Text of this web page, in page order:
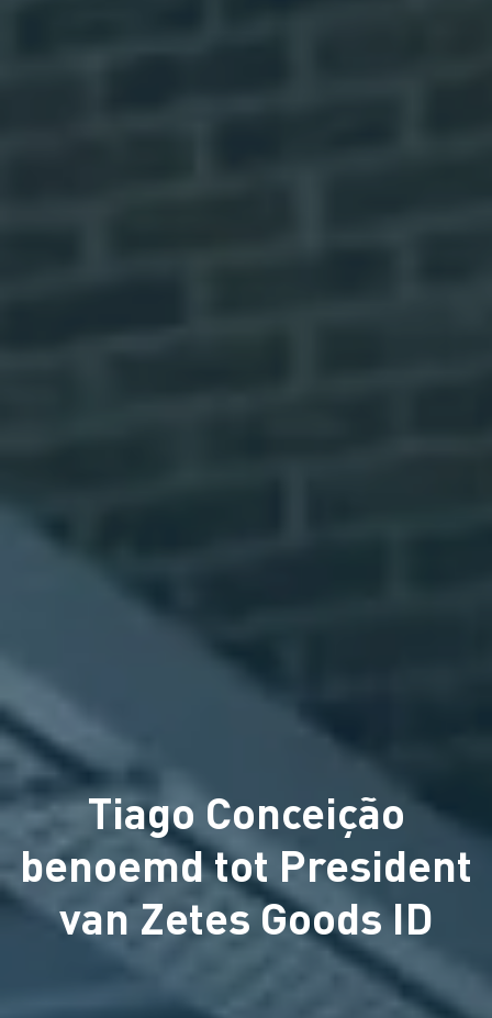
Tiago Conceição
benoemd tot President
van Zetes Goods ID